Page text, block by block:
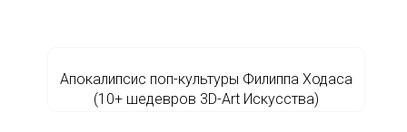
Апокалипсис поп-культуры Филиппа Ходаса
(10+ шедевров 3D-Art Искусства)